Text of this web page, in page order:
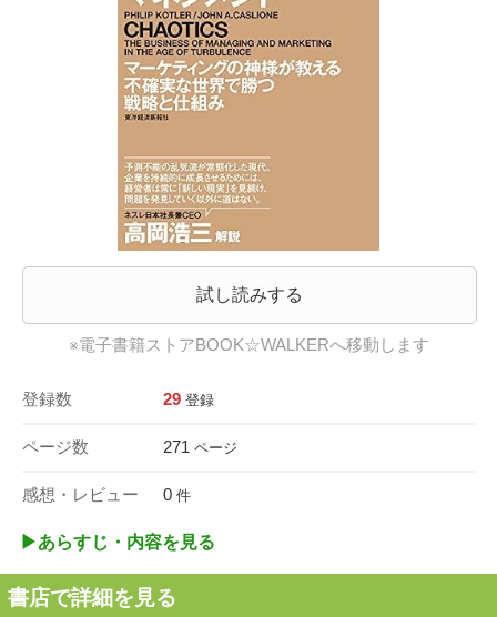
試し読みする
※電子書籍ストアBOOK☆WALKERへ移動します
登録数 29 登録
ページ数 271 ページ
感想・レビュー 0 件
▶︎あらすじ・内容を見る
書店で詳細を見る